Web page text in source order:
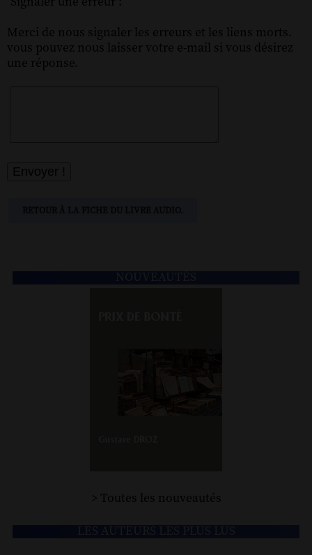
Merci de nous signaler les erreurs et les liens morts.
vous pouvez nous laisser votre e-mail si vous désirez
une réponse.
> Toutes les nouveautés